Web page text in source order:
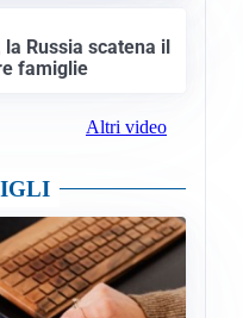
Russia scatena il
famiglie
Altri video